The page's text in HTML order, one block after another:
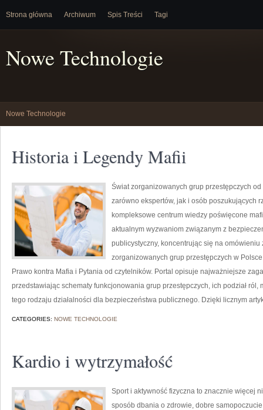
Strona główna Archiwum Spis Treści Tagi
Nowe Technologie
Nowe Technologie
Historia i Legendy Mafii
Świat zorganizowanych grup przestępczych
zarówno ekspertów, jak i osób poszukujących
kompleksowe centrum wiedzy poświęcone
aktualnym wyzwaniom związanym z
publicystyczny, koncentrując się na
zorganizowanych grup przestępczych w
Prawo kontra Mafia i Pytania od czytelników. Portal opisuje najważniejsze
przedstawiając schematy funkcjonowania grup przestępczych, ich podział ról,
tego rodzaju działalności dla bezpieczeństwa publicznego. Dzięki licznym
CATEGORIES: NOWE TECHNOLOGIE
Kardio i wytrzymałość
Sport i aktywność fizyczna to znacznie więcej
sposób dbania o zdrowie, dobre